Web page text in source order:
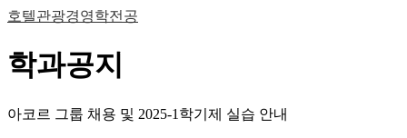
호텔관광경영학전공
학과공지
아코르 그룹 채용 및 2025-1학기제 실습 안내